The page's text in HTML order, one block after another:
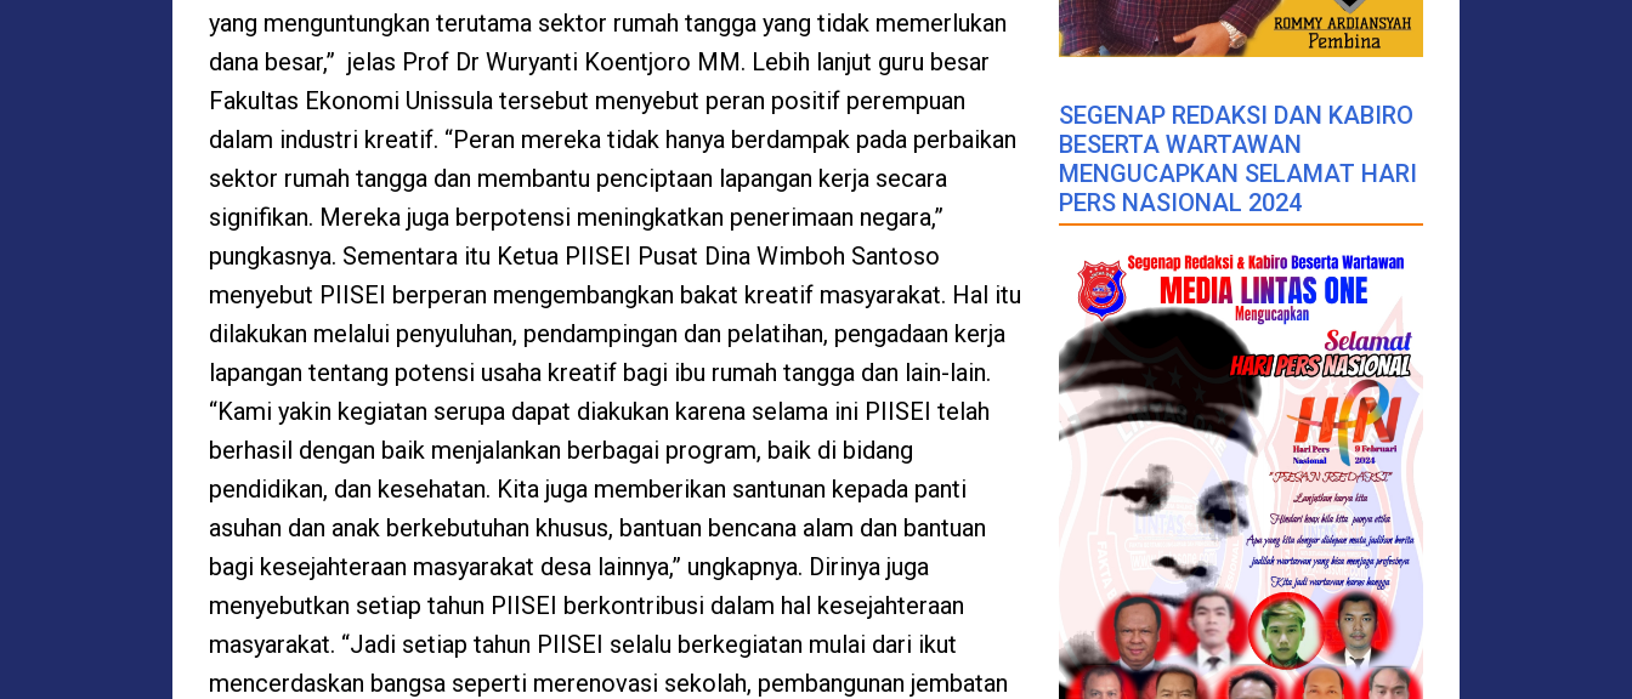
yang menguntungkan terutama sektor rumah tangga yang tidak memerlukan
dana besar,” jelas Prof Dr Wuryanti Koentjoro MM. Lebih lanjut guru besar
Fakultas Ekonomi Unissula tersebut menyebut peran positif perempuan
dalam industri kreatif. “Peran mereka tidak hanya berdampak pada perbaikan
sektor rumah tangga dan membantu penciptaan lapangan kerja secara
signifikan. Mereka juga berpotensi meningkatkan penerimaan negara,”
pungkasnya. Sementara itu Ketua PIISEI Pusat Dina Wimboh Santoso
menyebut PIISEI berperan mengembangkan bakat kreatif masyarakat. Hal itu
dilakukan melalui penyuluhan, pendampingan dan pelatihan, pengadaan kerja
lapangan tentang potensi usaha kreatif bagi ibu rumah tangga dan lain-lain.
“Kami yakin kegiatan serupa dapat diakukan karena selama ini PIISEI telah
berhasil dengan baik menjalankan berbagai program, baik di bidang
pendidikan, dan kesehatan. Kita juga memberikan santunan kepada panti
asuhan dan anak berkebutuhan khusus, bantuan bencana alam dan bantuan
bagi kesejahteraan masyarakat desa lainnya,” ungkapnya. Dirinya juga
menyebutkan setiap tahun PIISEI berkontribusi dalam hal kesejahteraan
masyarakat. “Jadi setiap tahun PIISEI selalu berkegiatan mulai dari ikut
mencerdaskan bangsa seperti merenovasi sekolah, pembangunan jembatan
SEGENAP REDAKSI DAN KABIRO
BESERTA WARTAWAN
MENGUCAPKAN SELAMAT HARI
PERS NASIONAL 2024